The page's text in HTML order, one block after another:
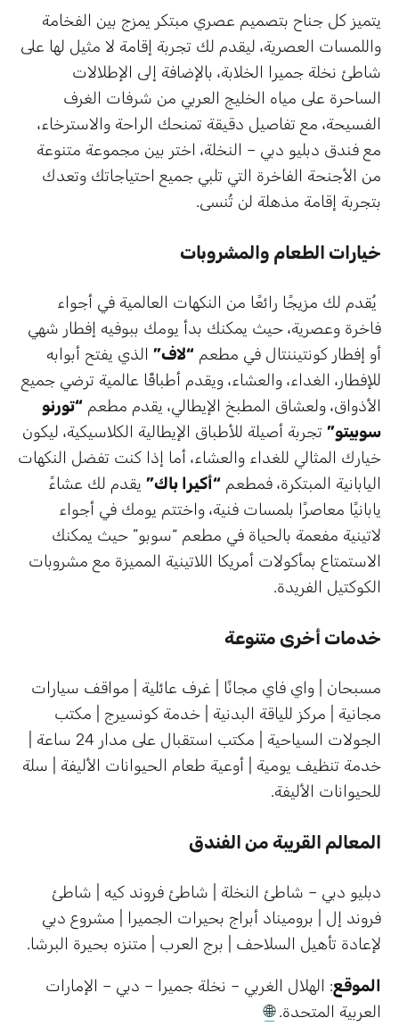
يتميز كل جناح بتصميم عصري مبتكر يمزج بين الفخامة
واللمسات العصرية، ليقدم لك تجربة إقامة لا مثيل لها على
شاطئ نخلة جميرا الخلابة، بالإضافة إلى الإطلالات
الساحرة على مياه الخليج العربي من شرفات الغرف
الفسيحة، مع تفاصيل دقيقة تمنحك الراحة والاسترخاء،
مع فندق دبليو دبي – النخلة، اختر بين مجموعة متنوعة
من الأجنحة الفاخرة التي تلبي جميع احتياجاتك وتعدك
بتجربة إقامة مذهلة لن تُنسى.
خيارات الطعام والمشروبات
يُقدم لك مزيجًا رائعًا من النكهات العالمية في أجواء
فاخرة وعصرية، حيث يمكنك بدأ يومك ببوفيه إفطار شهي
أو إفطار كونتيننتال في مطعم “لاف” الذي يفتح أبوابه
للإفطار، الغداء، والعشاء، ويقدم أطباقًا عالمية ترضي جميع
الأذواق، ولعشاق المطبخ الإيطالي، يقدم مطعم “تورنو
سوبيتو” تجربة أصيلة للأطباق الإيطالية الكلاسيكية، ليكون
خيارك المثالي للغداء والعشاء، أما إذا كنت تفضل النكهات
اليابانية المبتكرة، فمطعم “أكيرا باك” يقدم لك عشاءً
يابانيًا معاصرًا بلمسات فنية، واختتم يومك في أجواء
لاتينية مفعمة بالحياة في مطعم “سوبو” حيث يمكنك
الاستمتاع بمأكولات أمريكا اللاتينية المميزة مع مشروبات
الكوكتيل الفريدة.
خدمات أخرى متنوعة
مسبحان | واي فاي مجانًا | غرف عائلية | مواقف سيارات
مجانية | مركز للياقة البدنية | خدمة كونسيرج | مكتب
الجولات السياحية | مكتب استقبال على مدار 24 ساعة |
خدمة تنظيف يومية | أوعية طعام الحيوانات الأليفة | سلة
للحيوانات الأليفة.
المعالم القريبة من الفندق
دبليو دبي – شاطئ النخلة | شاطئ فروند كيه | شاطئ
فروند إل | بروميناد أبراج بحيرات الجميرا | مشروع دبي
لإعادة تأهيل السلاحف | برج العرب | متنزه بحيرة البرشا.
الموقع: الهلال الغربي – نخلة جميرا – دبي – الإمارات
العربية المتحدة.🌐